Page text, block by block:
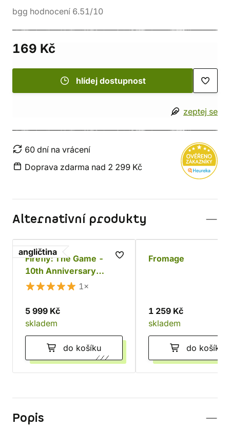
bgg hodnocení 6.51/10
169 Kč
hlídej dostupnost
zeptej se
60 dní na vrácení
Doprava zdarma nad 2 299 Kč
Alternativní produkty
angličtina
Firefly: The Game -
10th Anniversary
Collector's Edition
1×
5 999 Kč
skladem
do košíku
Fromage
1 259 Kč
skladem
do košíku
Popis